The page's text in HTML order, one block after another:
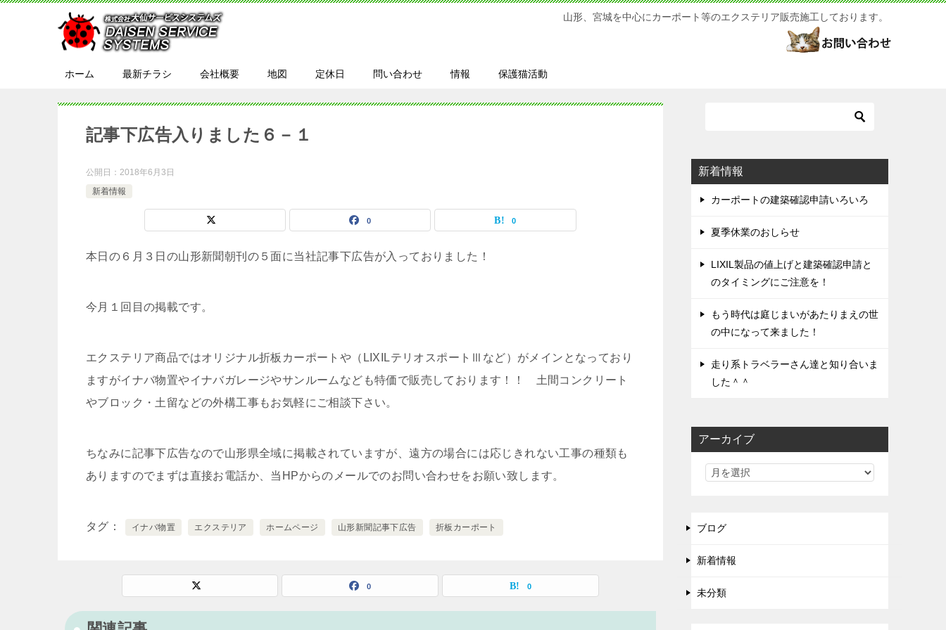
山形、宮城を中心にカーポート等のエクステリア販売施工しております。
ホーム 最新チラシ 会社概要 地図 定休日 問い合わせ 情報 保護猫活動
記事下広告入りました６－１
公開日： 2018年6月3日
新着情報
0 0
本日の６月３日の山形新聞朝刊の５面に当社記事下広告が入っておりました！
今月１回目の掲載です。
エクステリア商品ではオリジナル折板カーポートや（LIXILテリオスポートⅢなど）がメインとなっており
ますがイナバ物置やイナバガレージやサンルームなども特価で販売しております！！ 土間コンクリート
やブロック・土留などの外構工事もお気軽にご相談下さい。
ちなみに記事下広告なので山形県全域に掲載されていますが、遠方の場合には応じきれない工事の種類も
ありますのでまずは直接お電話か、当HPからのメールでのお問い合わせをお願い致します。
タグ イナバ物置 エクステリア ホームページ 山形新聞記事下広告 折板カーポート
0 0
新着情報
カーポートの建築確認申請いろいろ
夏季休業のおしらせ
LIXIL製品の値上げと建築確認申請と
のタイミングにご注意を！
もう時代は庭じまいがあたりまえの世
の中になって来ました！
走り系トラベラーさん達と知り合いま
した＾＾
アーカイブ
ブログ
新着情報
未分類